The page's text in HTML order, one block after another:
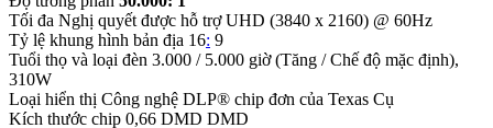
Tối đa Nghị quyết được hỗ trợ UHD (3840 x 2160) @ 60Hz
Tỷ lệ khung hình bản địa 16: 9
Tuổi thọ và loại đèn 3.000 / 5.000 giờ (Tăng / Chế độ mặc định),
310W
Loại hiển thị Công nghệ DLP® chip đơn của Texas Cụ
Kích thước chip 0,66 DMD DMD